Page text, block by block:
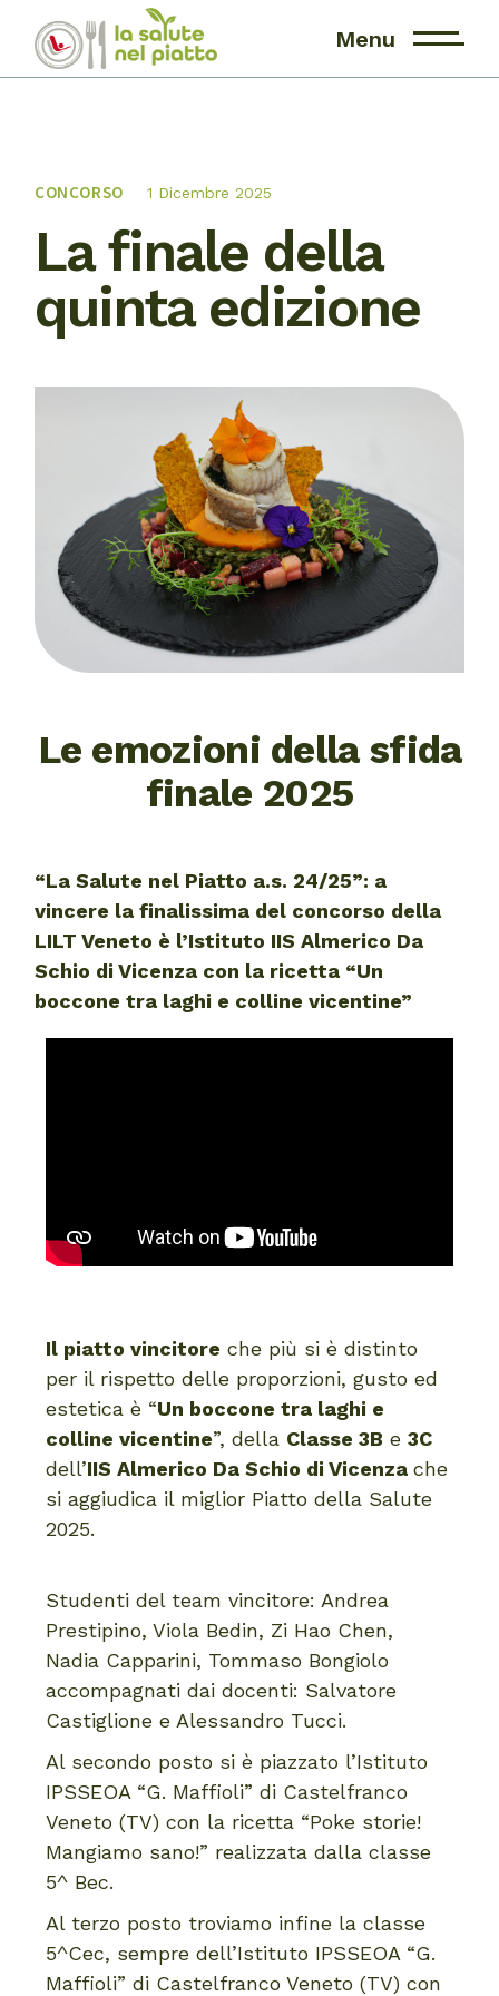
Menu
CONCORSO 1 Dicembre 2025
La finale della
quinta edizione
Le emozioni della sfida
finale 2025
“La Salute nel Piatto a.s. 24/25”: a
vincere la finalissima del concorso della
LILT Veneto è l’Istituto IIS Almerico Da
Schio di Vicenza con la ricetta “Un
boccone tra laghi e colline vicentine”
Il piatto vincitore che più si è distinto
per il rispetto delle proporzioni, gusto ed
estetica è “Un boccone tra laghi e
colline vicentine”, della Classe 3B e3C
dell’IIS Almerico Da Schio di Vicenzache
si aggiudica il miglior Piatto della Salute
2025.
Studenti del team vincitore: Andrea
Prestipino, Viola Bedin, Zi Hao Chen,
Nadia Capparini, Tommaso Bongiolo
accompagnati dai docenti: Salvatore
Castiglione e Alessandro Tucci.
Al secondo posto si è piazzato l’Istituto
IPSSEOA “G. Maffioli” di Castelfranco
Veneto (TV) con la ricetta “Poke storie!
Mangiamo sano!” realizzata dalla classe
5^ Bec.
Al terzo posto troviamo infine la classe
5^Cec, sempre dell’Istituto IPSSEOA “G.
Maffioli” di Castelfranco Veneto (TV) con